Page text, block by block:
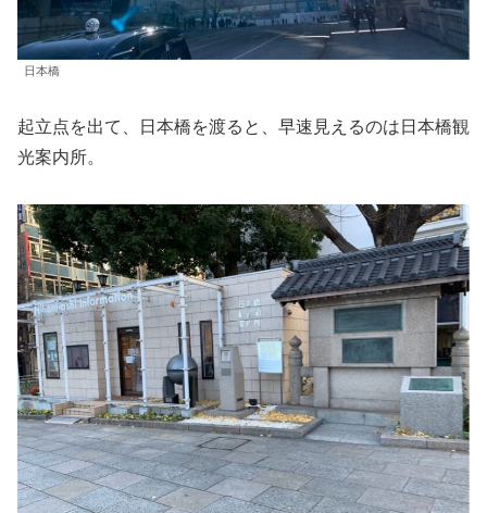
日本橋
起立点を出て、日本橋を渡ると、早速見えるのは日本橋観
光案内所。